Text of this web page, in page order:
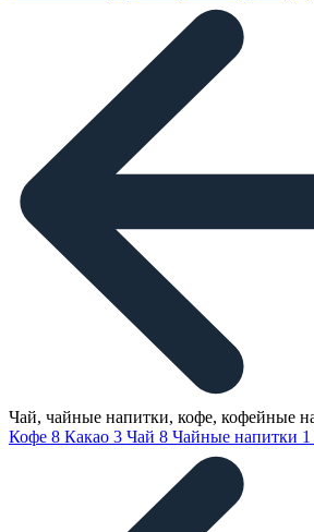
Чай, чайные напитки, кофе, кофейные
Кофе 8 Какао 3 Чай 8 Чайные напитки 1